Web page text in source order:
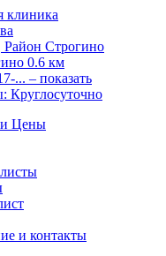
клиника
Строгино
0.6 км
... – показать
Круглосуточно
и Цены
и контакты